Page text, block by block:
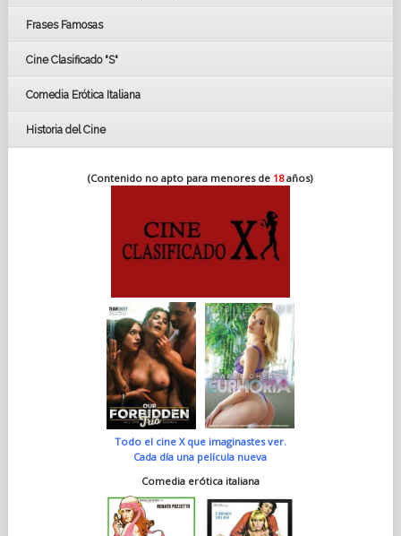
Frases Famosas
Cine Clasificado "S"
Comedia Erótica Italiana
Historia del Cine
(Contenido no apto para menores de 18años)
Todo el cine X que imaginastes ver.
Cada día una película nueva
Comedia erótica italiana